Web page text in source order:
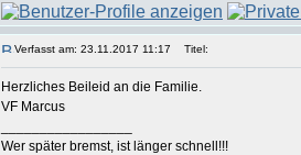
Verfasst am: 23.11.2017 11:17 Titel:
Herzliches Beileid an die Familie.
VF Marcus
Wer später bremst, ist länger schnell!!!